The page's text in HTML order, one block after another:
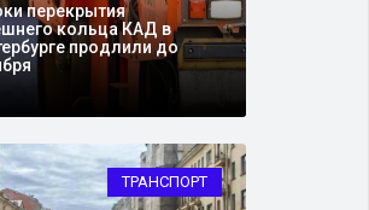
перекрытия
кольца КАД в
продлили до
ТРАНСПОРТ